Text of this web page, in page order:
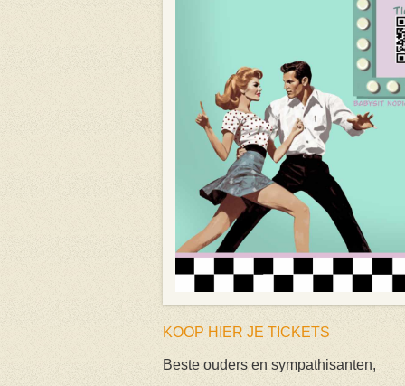
KOOP HIER JE TICKETS
Beste ouders en sympathisanten,